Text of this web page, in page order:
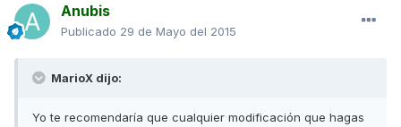
Anubis
Publicado 29 de Mayo del 2015
MarioX dijo:
Yo te recomendaría que cualquier modificación que hagas